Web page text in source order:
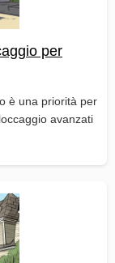
per
è una priorità per
avanzati